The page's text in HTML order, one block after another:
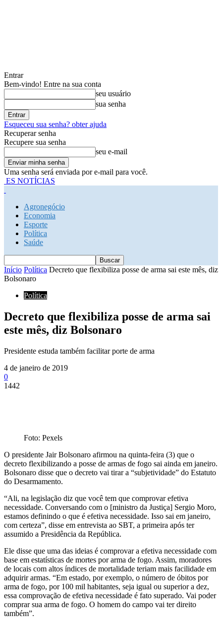
Entrar
Bem-vindo! Entre na sua conta
seu usuário
sua senha
Esqueceu sua senha? obter ajuda
Recuperar senha
Recupere sua senha
seu e-mail
Uma senha será enviada por e-mail para você.
ES NOTÍCIAS
Agronegócio
Economia
Esporte
Política
Saúde
Início Política Decreto que flexibiliza posse de arma sai este mês, diz
Bolsonaro
Política
Decreto que flexibiliza posse de arma sai
este mês, diz Bolsonaro
Presidente estuda também facilitar porte de arma
4 de janeiro de 2019
0
1442
Foto: Pexels
O presidente Jair Bolsonaro afirmou na quinta-feira (3) que o
decreto flexibilizando a posse de armas de fogo sai ainda em janeiro.
Bolsonaro disse que o decreto vai tirar a “subjetividade” do Estatuto
do Desarmamento.
“Ali, na legislação diz que você tem que comprovar efetiva
necessidade. Conversando com o [ministro da Justiça] Sergio Moro,
estamos definindo o que é efetiva necessidade. Isso sai em janeiro,
com certeza”, disse em entrevista ao SBT, a primeira após ter
assumido a Presidência da República.
Ele disse que uma das ideias é comprovar a efetiva necessidade com
base em estatísticas de mortes por arma de fogo. Assim, moradores
de locais com altos índices de mortalidade teriam mais facilidade em
adquirir armas. “Em estado, por exemplo, o número de óbitos por
arma de fogo, por 100 mil habitantes, seja igual ou superior a dez,
essa comprovação de efetiva necessidade é fato superado. Vai poder
comprar sua arma de fogo. O homem do campo vai ter direito
também”.